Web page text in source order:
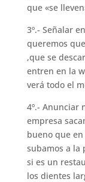
que «se
3º.- Señalar
queremos
,que se
entren en la
verá todo el
4º.- Anunciar
empresa
bueno que
subamos a la
si es un
los dientes